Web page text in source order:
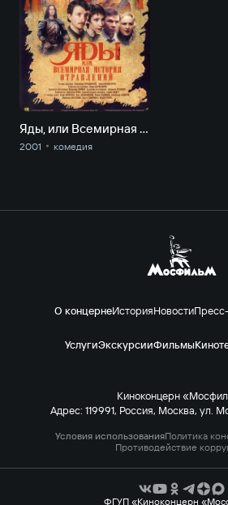
Яды, или Всемирная история отравлений
2001 комедия
О концернеИсторияНовости
УслугиЭкскурсииФильмы
Киноконцерн
Адрес: 119991, Россия, Москва, ул.
Условия использованияПолитика
Противодействие
ФГУП «Киноконцерн